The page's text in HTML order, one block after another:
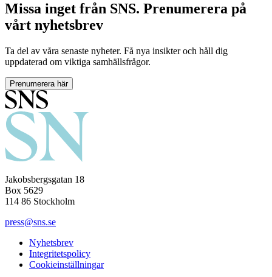
Missa inget från SNS. Prenumerera på
vårt nyhetsbrev
Ta del av våra senaste nyheter. Få nya insikter och håll dig
uppdaterad om viktiga samhällsfrågor.
Prenumerera här
Jakobsbergsgatan 18
Box 5629
114 86 Stockholm
press@sns.se
Nyhetsbrev
Integritetspolicy
Cookieinställningar